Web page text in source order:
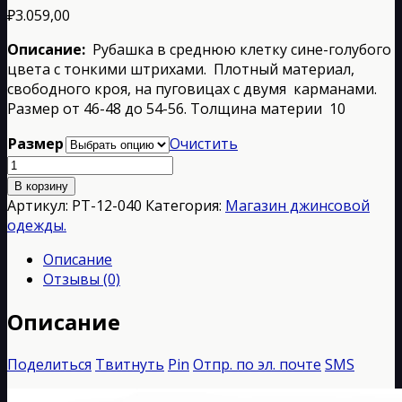
₽3.059,00
Описание: Рубашка в среднюю клетку сине-голубого
цвета с тонкими штрихами. Плотный материал,
свободного кроя, на пуговицах с двумя карманами.
Размер от 46-48 до 54-56. Толщина материи 10
Размер
Очистить
Количество
товара
РТ-12-
040
В корзину
Артикул: РТ-12-040 Категория: Магазин джинсовой
одежды.
Описание
Отзывы (0)
Описание
Поделиться Твитнуть Pin Отпр. по эл. почте SMS